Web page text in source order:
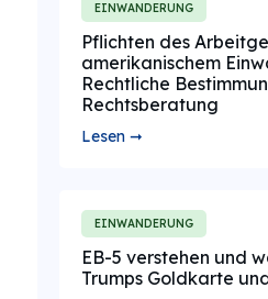
EINWANDERUNG
Pflichten des
amerikanischem
Rechtliche
Rechtsberatung
Lesen ➞
EINWANDERUNG
EB-5 verstehen und
Trumps Goldkarte